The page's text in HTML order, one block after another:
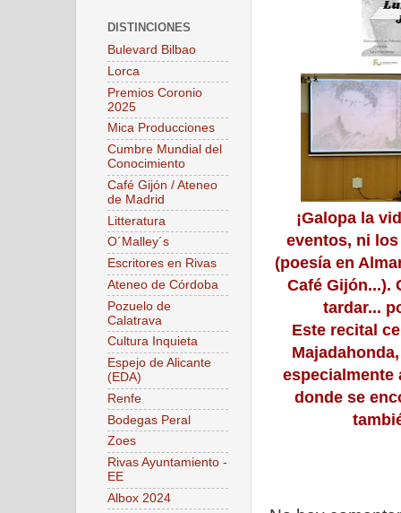
¡Galopa la
eventos, ni
(poesía en
Café Gijón...).
tardar...
Este recital
especialmente
donde se
DISTINCIONES
Bulevard Bilbao
Lorca
Premios Coronio
2025
Mica Producciones
Cumbre Mundial del
Conocimiento
Café Gijón / Ateneo
de Madrid
Litteratura
O´Malley´s
Escritores en Rivas
Ateneo de Córdoba
Pozuelo de
Calatrava
Cultura Inquieta
Espejo de Alicante
(EDA)
Renfe
Bodegas Peral
Zoes
Rivas Ayuntamiento -
EE
Albox 2024